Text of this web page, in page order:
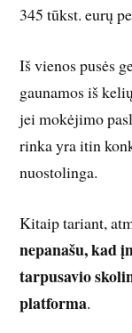
345 tūkst. eurų
Iš vienos pusės
gaunamos iš
jei mokėjimo
rinka yra itin
nuostolinga.
Kitaip tariant,
nepanašu, kad
tarpusavio
platforma.